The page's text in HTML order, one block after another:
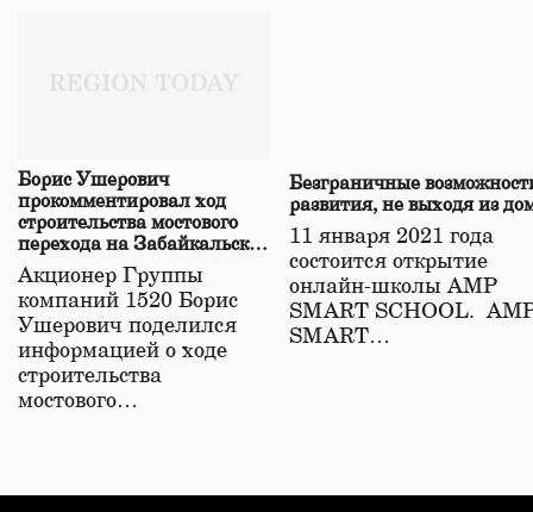
Борис Ушерович
прокомментировал ход
строительства мостового
перехода на Забайкальской
железной дороге
Акционер Группы
компаний 1520 Борис
Ушерович поделился
информацией о ходе
строительства
мостового…
Безграничные
развития, не выходя из
11 января 2021 года
состоится открытие
онлайн-школы АМР
SMART SCHOOL.
SMART…